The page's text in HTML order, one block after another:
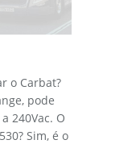
o Carbat?
pode
240Vac. O
Sim, é o